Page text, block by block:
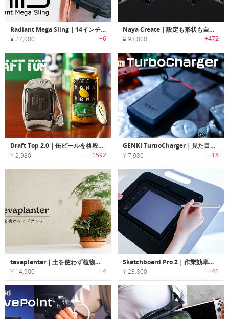
Radiant Mega Sling｜14インチのノートPCが収納可能！仕事と普段使いできるスリングバッグ
¥ 27,000 +6
Naya Create｜設定も形状も自由自在！直感的操作可能な分割式キーボード
¥ 93,800 +472
Draft Top 2.0｜缶ビールを格段に美味しくする、日本規格の缶にあわせたオープナー
¥ 2,980 +1592
GENKI TurboCharger｜見た目も使い勝手もスマートな高性能充電器
¥ 7,980 +18
tevaplanter｜土を使わず植物を育てられるプランター
¥ 14,900 +4
Sketchboard Pro 2｜作業効率と作業姿勢を向上する、iPad用のドローイングスタンド
¥ 23,800 +41